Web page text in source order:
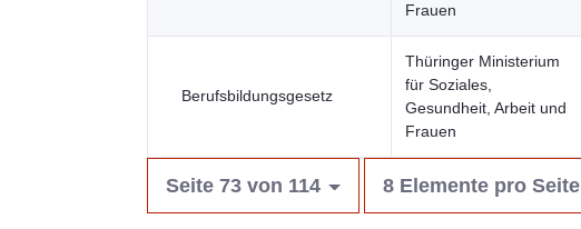
Frauen
Berufsbildungsgesetz
Thüringer Ministerium
für Soziales,
Gesundheit, Arbeit und
Frauen
Seite 73 von 114 8 Elemente pro Seite